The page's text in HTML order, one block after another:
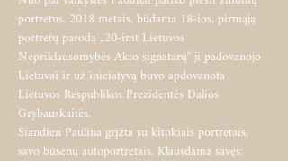
portretus. 2018 metais, būdama 18-ios, pirmąją
portretų parodą „20-imt Lietuvos
Nepriklausomybės Akto signatarų“ ji padovanojo
Lietuvai ir už iniciatyvą buvo apdovanota
Lietuvos Respublikos Prezidentės Dalios
Grybauskaitės.
Šiandien Paulina grįžta su kitokiais portretais,
savo būsenų autoportretais. Klausdama savęs: